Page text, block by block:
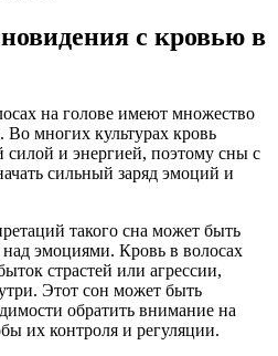
с кровью в
на голове имеют множество
многих культурах кровь
силой и энергией, поэтому сны с
сильный заряд эмоций и
такого сна может быть
над эмоциями. Кровь в волосах
страстей или агрессии,
Этот сон может быть
обратить внимание на
их контроля и регуляции.